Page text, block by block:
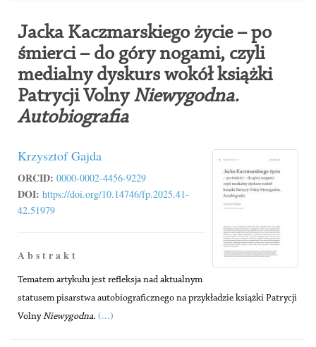
Jacka Kaczmarskiego życie – po
śmierci – do góry nogami, czyli
medialny dyskurs wokół książki
Patrycji VolnyNiewygodna.
Autobiografia
Krzysztof Gajda
ORCID: 0000-0002-4456-9229
DOI: https://doi.org/10.14746/fp.2025.41-
42.51979
A b s t r a k t
Tematem artykułu jest refleksja nad aktualnym
statusem pisarstwa autobiograficznego na przykładzie książki Patrycji
VolnyNiewygodna. (...)